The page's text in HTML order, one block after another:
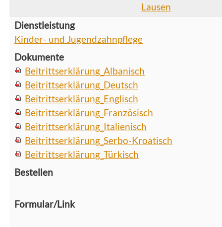
Lausen
Kinder- und Jugendzahnpflege
Beitrittserklärung_Albanisch
Beitrittserklärung_Deutsch
Beitrittserklärung_Englisch
Beitrittserklärung_Französisch
Beitrittserklärung_Italienisch
Beitrittserklärung_Serbo-Kroatisch
Beitrittserklärung_Türkisch